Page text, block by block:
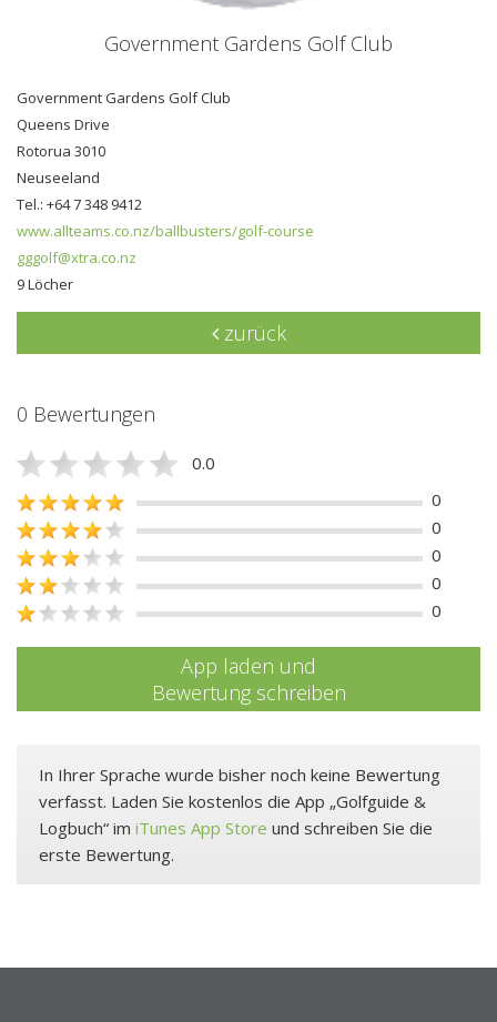
Government Gardens Golf Club
Government Gardens Golf Club
Queens Drive
Rotorua 3010
Neuseeland
Tel.: +64 7 348 9412
www.allteams.co.nz/ballbusters/golf-course
gggolf@xtra.co.nz
9 Löcher
zurück
0 Bewertungen
0.0
0
0
0
0
0
App laden und
Bewertung schreiben
In Ihrer Sprache wurde bisher noch keine Bewertung
verfasst. Laden Sie kostenlos die App „Golfguide &
Logbuch“ im iTunes App Store und schreiben Sie die
erste Bewertung.